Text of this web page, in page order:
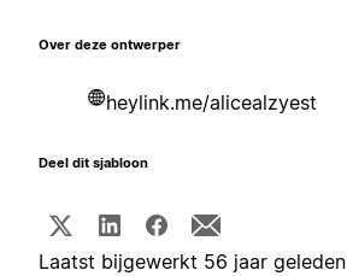
Over deze ontwerper
heylink.me/alicealzyest
Deel dit sjabloon
Laatst bijgewerkt 56 jaar geleden